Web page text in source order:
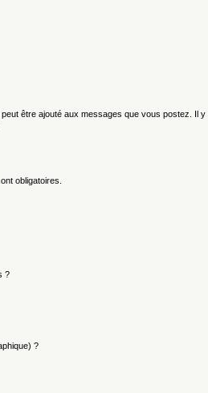
être ajouté aux messages que vous postez. Il y
obligatoires.
?
?